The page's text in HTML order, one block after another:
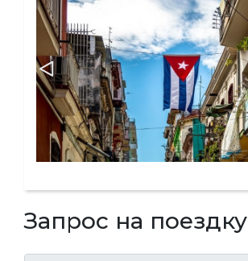
Запрос на поездку